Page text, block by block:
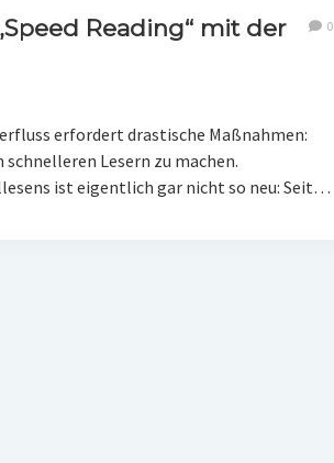
Reading“ mit der
0
erfordert drastische Maßnahmen:
Lesern zu machen.
ist eigentlich gar nicht so neu: Seit…